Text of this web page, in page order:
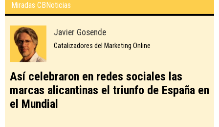
Miradas CBNoticias
Javier Gosende
Catalizadores del Marketing Online
Así celebraron en redes sociales las
marcas alicantinas el triunfo de España en
el Mundial